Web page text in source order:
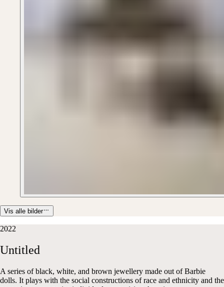
Vis alle bilder
2022
Untitled
A series of black, white, and brown jewellery made out of Barbie
dolls. It plays with the social constructions of race and ethnicity and the